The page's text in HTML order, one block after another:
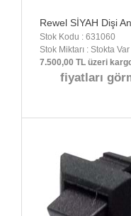
Rewel SİYAH Dişi
Stok Kodu : 631060
Stok Miktarı : Stokta Var
7.500,00 TL üzeri
fiyatları